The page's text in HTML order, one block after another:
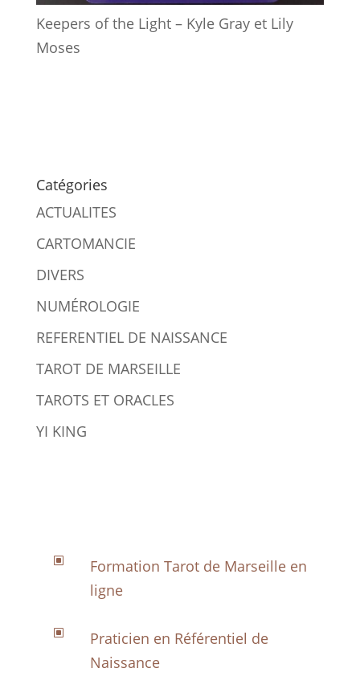
Keepers of the Light – Kyle Gray et Lily
Moses
Catégories
ACTUALITES
CARTOMANCIE
DIVERS
NUMÉROLOGIE
REFERENTIEL DE NAISSANCE
TAROT DE MARSEILLE
TAROTS ET ORACLES
YI KING
W
Formation Tarot de Marseille en
ligne
W
Praticien en Référentiel de
Naissance